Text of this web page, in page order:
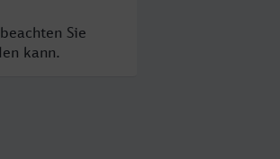
Sie
kann.